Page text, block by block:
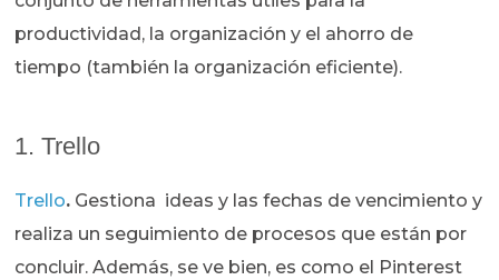
productividad, la organización y el ahorro de
tiempo (también la organización eficiente).
1. Trello
Trello. Gestiona ideas y las fechas de vencimiento y
realiza un seguimiento de procesos que están por
concluir. Además, se ve bien, es como el Pinterest